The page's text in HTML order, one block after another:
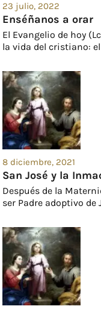
23 julio, 2022
Enséñanos a orar
El Evangelio de hoy
la vida del cristiano:
8 diciembre, 2021
San José y la
Después de la
ser Padre adoptivo de